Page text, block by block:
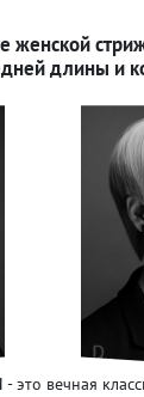
женской
длины и
- это вечная